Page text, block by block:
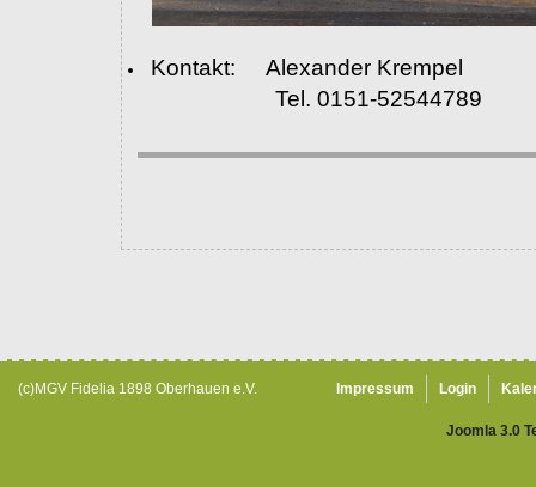
Kontakt: Alexander Krempel
Tel. 0151-52544789
(c)MGV Fidelia 1898 Oberhauen e.V. Impressum Login
Joomla 3.0